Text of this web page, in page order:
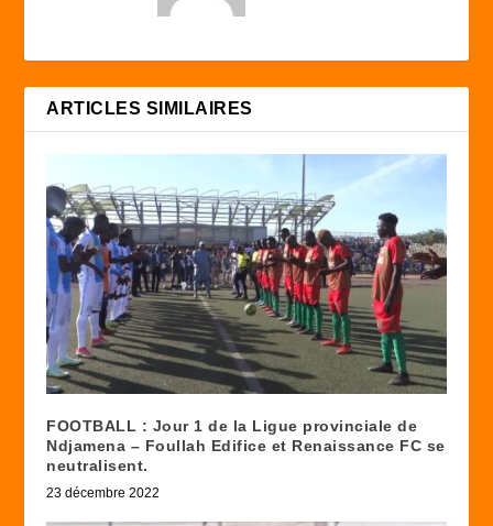
ARTICLES SIMILAIRES
FOOTBALL : Jour 1 de la Ligue provinciale de
Ndjamena – Foullah Edifice et Renaissance FC se
neutralisent.
23 décembre 2022